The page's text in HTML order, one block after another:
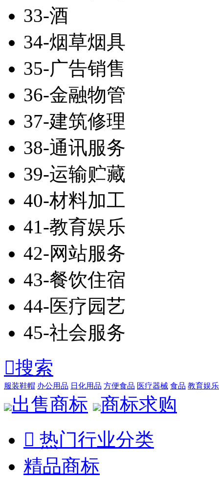
33-酒
34-烟草烟具
35-广告销售
36-金融物管
37-建筑修理
38-通讯服务
39-运输贮藏
40-材料加工
41-教育娱乐
42-网站服务
43-餐饮住宿
44-医疗园艺
45-社会服务
搜索
服装鞋帽 办公用品 日化用品 方便食品 医疗器械 食品 教育娱乐
出售商标
商标求购
 热门行业分类
精品商标